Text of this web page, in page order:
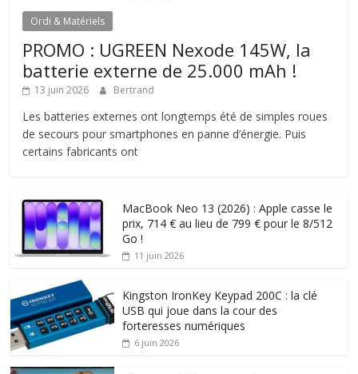
Ordi & Matériels
PROMO : UGREEN Nexode 145W, la
batterie externe de 25.000 mAh !
13 juin 2026 Bertrand
Les batteries externes ont longtemps été de simples roues
de secours pour smartphones en panne d’énergie. Puis
certains fabricants ont
MacBook Neo 13 (2026) : Apple casse le
prix, 714 € au lieu de 799 € pour le 8/512
Go !
11 juin 2026
Kingston IronKey Keypad 200C : la clé
USB qui joue dans la cour des
forteresses numériques
6 juin 2026